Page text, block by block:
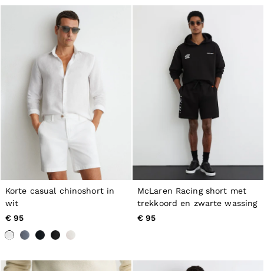
Korte casual chinoshort in
wit
€ 95
McLaren Racing short met
trekkoord en zwarte wassing
€ 95